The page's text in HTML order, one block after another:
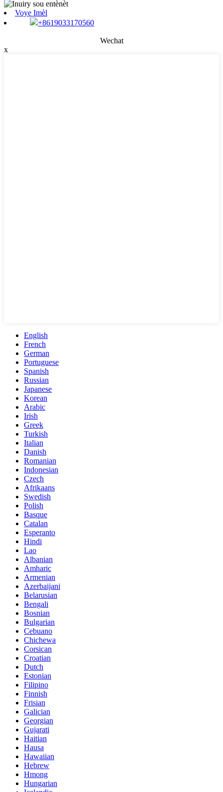
Voye Imèl
+8619033170560
Wechat
x
English
French
German
Portuguese
Spanish
Russian
Japanese
Korean
Arabic
Irish
Greek
Turkish
Italian
Danish
Romanian
Indonesian
Czech
Afrikaans
Swedish
Polish
Basque
Catalan
Esperanto
Hindi
Lao
Albanian
Amharic
Armenian
Azerbaijani
Belarusian
Bengali
Bosnian
Bulgarian
Cebuano
Chichewa
Corsican
Croatian
Dutch
Estonian
Filipino
Finnish
Frisian
Galician
Georgian
Gujarati
Haitian
Hausa
Hawaiian
Hebrew
Hmong
Hungarian